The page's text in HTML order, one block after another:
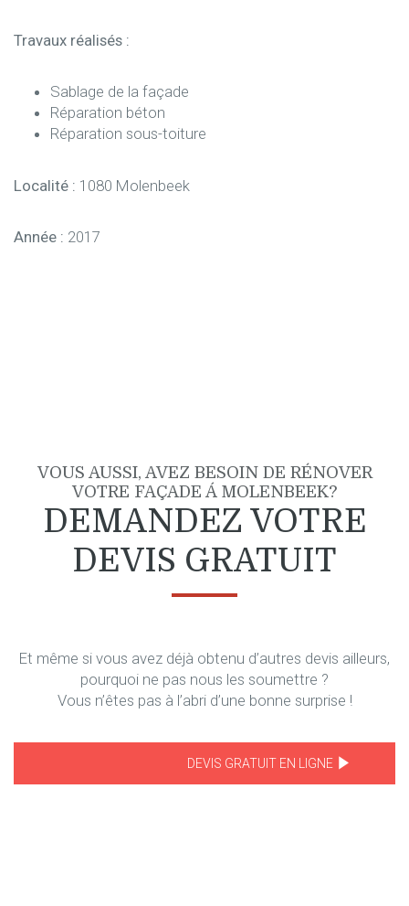
Travaux réalisés :
Sablage de la façade
Réparation béton
Réparation sous-toiture
Localité : 1080 Molenbeek
Année : 2017
VOUS AUSSI, AVEZ BESOIN DE RÉNOVER
VOTRE FAÇADE Á MOLENBEEK?
DEMANDEZ VOTRE
DEVIS GRATUIT
Et même si vous avez déjà obtenu d’autres devis ailleurs,
pourquoi ne pas nous les soumettre ?
Vous n’êtes pas à l’abri d’une bonne surprise !
DEVIS GRATUIT EN LIGNE